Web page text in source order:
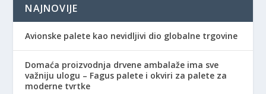
NAJNOVIJE
Avionske palete kao nevidljivi dio globalne trgovine
Domaća proizvodnja drvene ambalaže ima sve
važniju ulogu – Fagus palete i okviri za palete za
moderne tvrtke